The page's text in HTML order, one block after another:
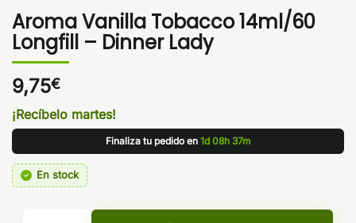
Aroma Vanilla Tobacco 14ml/60
Longfill – Dinner Lady
9,75€
¡Recíbelo martes!
Finaliza tu pedido en 1d 08h 37m
En stock
Aroma Vanilla Tobacco 14ml/60 Longfill - Dinner Lady